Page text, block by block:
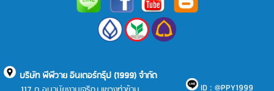
บริษัท พีพีวาย อินเตอร์กรุ๊ป (1999) จำกัด